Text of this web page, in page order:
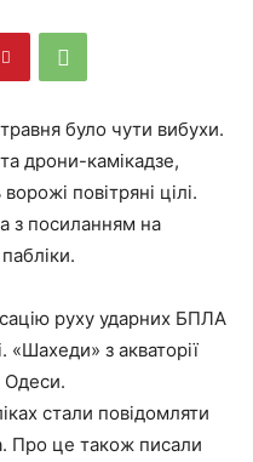
було чути вибухи.
дрони-камікадзе,
повітряні цілі.
з посиланням на
руху ударних БПЛА
«Шахеди» з акваторії
Одеси.
стали повідомляти
Про це також писали